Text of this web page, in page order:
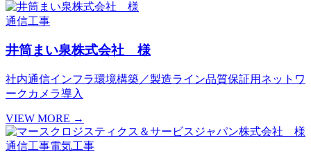
通信工事
井筒まい泉株式会社 様
社内通信インフラ環境構築／製造ライン品質保証用ネットワ
ークカメラ導入
VIEW MORE →
通信工事電気工事